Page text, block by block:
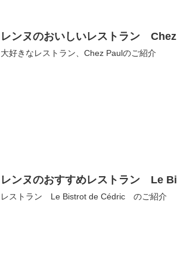
レンヌのおいしいレストラン
大好きなレストラン、Chez Paulのご紹介
レンヌのおすすめレストラン Le
レストラン Le Bistrot de Cédric のご紹介